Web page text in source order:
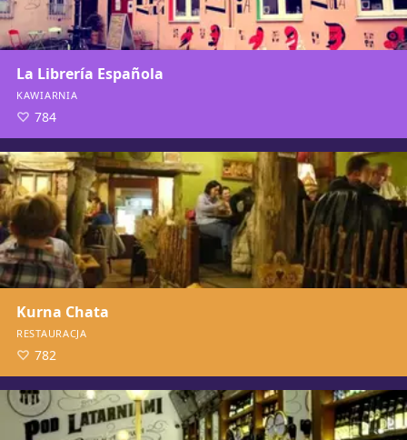
La Librería Española
KAWIARNIA
784
Kurna Chata
RESTAURACJA
782